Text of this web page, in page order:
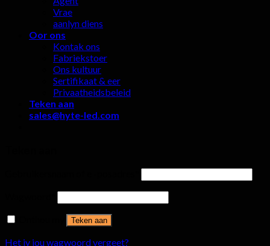
Vrae
aanlyn diens
Oor ons
Kontak ons
Fabriekstoer
Ons kultuur
Sertifikaat & eer
Privaatheidsbeleid
Teken aan
sales@hyte-led.com
Teken aan
Het jy jou wagwoord vergeet?